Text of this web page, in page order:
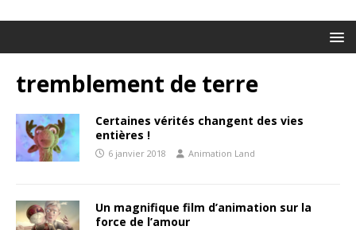
tremblement de terre
Certaines vérités changent des vies
entières !
6 janvier 2018 Animation Land
Un magnifique film d’animation sur la
force de l’amour